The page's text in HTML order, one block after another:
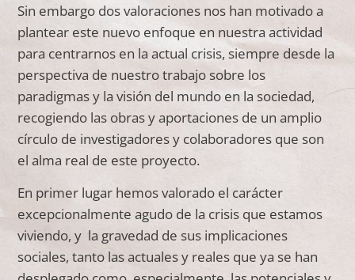
Sin embargo dos valoraciones nos han motivado a
plantear este nuevo enfoque en nuestra actividad
para centrarnos en la actual crisis, siempre desde la
perspectiva de nuestro trabajo sobre los
paradigmas y la visión del mundo en la sociedad,
recogiendo las obras y aportaciones de un amplio
círculo de investigadores y colaboradores que son
el alma real de este proyecto.
En primer lugar hemos valorado el carácter
excepcionalmente agudo de la crisis que estamos
viviendo, y la gravedad de sus implicaciones
sociales, tanto las actuales y reales que ya se han